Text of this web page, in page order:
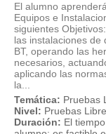
El alumno
Equipos e
siguientes
las instalaciones de
BT, operando las
necesarios,
aplicando las
la...
Temática: Pruebas
Nivel: Pruebas
Duración: El